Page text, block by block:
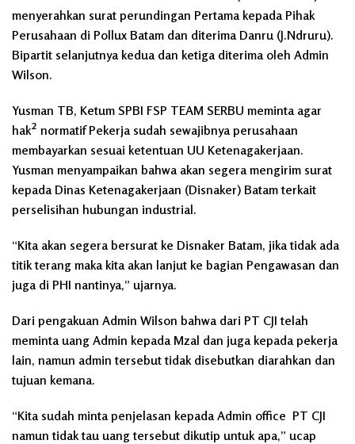
menyerahkan surat perundingan Pertama kepada Pihak
Perusahaan di Pollux Batam dan diterima Danru (J.Ndruru).
Bipartit selanjutnya kedua dan ketiga diterima oleh Admin
Wilson.
Yusman TB, Ketum SPBI FSP TEAM SERBU meminta agar
hak² normatif Pekerja sudah sewajibnya perusahaan
membayarkan sesuai ketentuan UU Ketenagakerjaan.
Yusman menyampaikan bahwa akan segera mengirim surat
kepada Dinas Ketenagakerjaan (Disnaker) Batam terkait
perselisihan hubungan industrial.
“Kita akan segera bersurat ke Disnaker Batam, jika tidak ada
titik terang maka kita akan lanjut ke bagian Pengawasan dan
juga di PHI nantinya,” ujarnya.
Dari pengakuan Admin Wilson bahwa dari PT CJI telah
meminta uang Admin kepada Mzal dan juga kepada pekerja
lain, namun admin tersebut tidak disebutkan diarahkan dan
tujuan kemana.
“Kita sudah minta penjelasan kepada Admin office PT CJI
namun tidak tau uang tersebut dikutip untuk apa,” ucap